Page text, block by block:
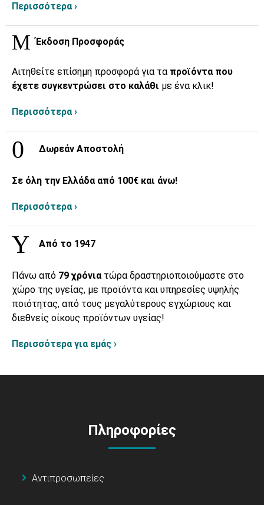
Περισσότερα ›
Έκδοση Προσφοράς
Αιτηθείτε επίσημη προσφορά για τα προϊόντα που
έχετε συγκεντρώσει στο καλάθι με ένα κλικ!
Περισσότερα ›
Δωρεάν Αποστολή
Σε όλη την Ελλάδα από 100€ και άνω!
Περισσότερα ›
Από το 1947
Πάνω από 79 χρόνια τώρα δραστηριοποιούμαστε στο
χώρο της υγείας, με προϊόντα και υπηρεσίες υψηλής
ποιότητας, από τους μεγαλύτερους εγχώριους και
διεθνείς οίκους προϊόντων υγείας!
Περισσότερα για εμάς ›
Πληροφορίες
Αντιπροσωπείες